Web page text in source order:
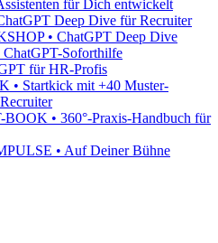
für Dich entwickelt
Deep Dive für Recruiter
• ChatGPT Deep Dive
Soforthilfe
für HR-Profis
• Startkick mit +40 Muster-
• 360°-Praxis-Handbuch für
• Auf Deiner Bühne